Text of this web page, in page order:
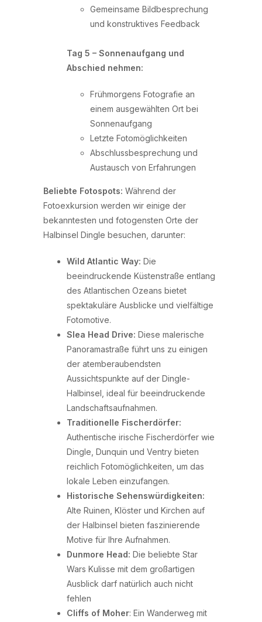
Gemeinsame Bildbesprechung
und konstruktives Feedback
Tag 5 – Sonnenaufgang und
Abschied nehmen:
Frühmorgens Fotografie an
einem ausgewählten Ort bei
Sonnenaufgang
Letzte Fotomöglichkeiten
Abschlussbesprechung und
Austausch von Erfahrungen
Beliebte Fotospots: Während der
Fotoexkursion werden wir einige der
bekanntesten und fotogensten Orte der
Halbinsel Dingle besuchen, darunter:
Wild Atlantic Way: Die
beeindruckende Küstenstraße entlang
des Atlantischen Ozeans bietet
spektakuläre Ausblicke und vielfältige
Fotomotive.
Slea Head Drive: Diese malerische
Panoramastraße führt uns zu einigen
der atemberaubendsten
Aussichtspunkte auf der Dingle-
Halbinsel, ideal für beeindruckende
Landschaftsaufnahmen.
Traditionelle Fischerdörfer:
Authentische irische Fischerdörfer wie
Dingle, Dunquin und Ventry bieten
reichlich Fotomöglichkeiten, um das
lokale Leben einzufangen.
Historische Sehenswürdigkeiten:
Alte Ruinen, Klöster und Kirchen auf
der Halbinsel bieten faszinierende
Motive für Ihre Aufnahmen.
Dunmore Head: Die beliebte Star
Wars Kulisse mit dem großartigen
Ausblick darf natürlich auch nicht
fehlen
Cliffs of Moher: Ein Wanderweg mit